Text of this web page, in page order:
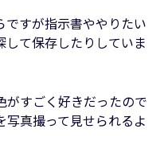
ですが指示書ややりたい
て保存したりしていま
がすごく好きだったので
真撮って見せられるよ